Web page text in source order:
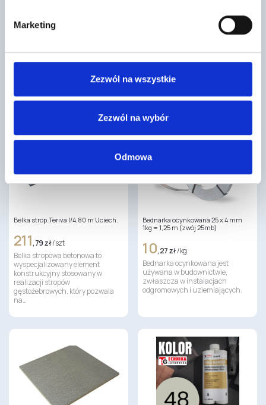
Marketing
Zezwól na wszystkie
Zezwól na wybór
Odmowa
paczka 1,8m2
Wełna fasadowa FRONTROCK
izolacyjny na elewację. Płyta
Blacha płaska o wymiarach
1250x2000 mm, powlekana folią
stosowana…
Belka strop.Teriva I/4,80 m Uciech.
211,79 zł/ szt
Belka stropowa betonowa to
wyspecjalizowany element
konstrukcyjny stosowany w
realizacji stropów
gęstożebrowych, który pozwala
na…
Bednarka ocynkowana 25 x 4 mm
1kg = 1,25 m (zwój 25mb)
10,27 zł/ kg
Bednarka ocynkowana jest
używana w budownictwie,
zwłaszcza w instalacjach
odgromowych i uziemiających.